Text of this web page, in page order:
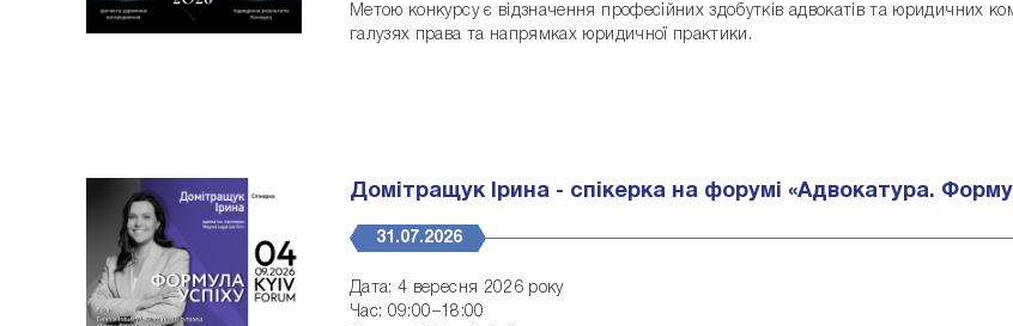
Метою конкурсу є відзначення професійних здобутків адвокатів та юридичних
галузях права та напрямках юридичної практики.
Домітращук Ірина - спікерка на форумі «Адвокатура.
31.07.2026
Дата: 4 вересня 2026 року
Час: 09:00–18:00